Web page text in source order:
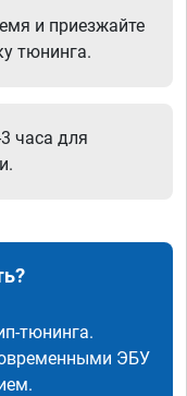
и приезжайте
тюнинга.
часа для
тюнинга.
ЭБУ